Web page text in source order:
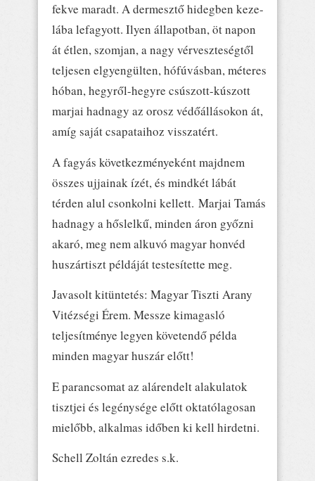
fekve maradt. A dermesztő hidegben keze-
lába lefagyott. Ilyen állapotban, öt napon
át étlen, szomjan, a nagy vérveszteségtől
teljesen elgyengülten, hófúvásban, méteres
hóban, hegyről-hegyre csúszott-kúszott
marjai hadnagy az orosz védőállásokon át,
amíg saját csapataihoz visszatért.
A fagyás következményeként majdnem
összes ujjainak ízét, és mindkét lábát
térden alul csonkolni kellett. Marjai Tamás
hadnagy a hőslelkű, minden áron győzni
akaró, meg nem alkuvó magyar honvéd
huszártiszt példáját testesítette meg.
Javasolt kitüntetés: Magyar Tiszti Arany
Vitézségi Érem. Messze kimagasló
teljesítménye legyen követendő példa
minden magyar huszár előtt!
E parancsomat az alárendelt alakulatok
tisztjei és legénysége előtt oktatólagosan
mielőbb, alkalmas időben ki kell hirdetni.
Schell Zoltán ezredes s.k.